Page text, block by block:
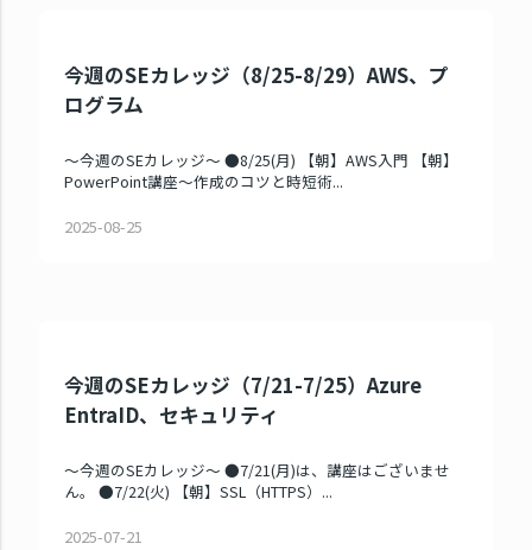
今週のSEカレッジ（8/25-8/29）AWS、プ
ログラム
～今週のSEカレッジ～ ●8/25(月) 【朝】AWS入門 【朝】
PowerPoint講座～作成のコツと時短術...
2025-08-25
今週のSEカレッジ（7/21-7/25）Azure
EntraID、セキュリティ
～今週のSEカレッジ～ ●7/21(月)は、講座はございませ
ん。 ●7/22(火) 【朝】SSL（HTTPS）...
2025-07-21